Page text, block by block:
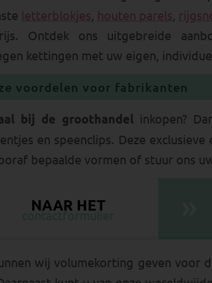
letterblokjes, houten parels,
Ontdek ons uitgebreide
kettingen met uw eigen,
voordelen voor fabrikanten
bij de groothandelinkopen?
en speenclips. Deze
bepaalde vormen of stuur ons
NAAR HET
contactformulier
wij volumekorting geven voor